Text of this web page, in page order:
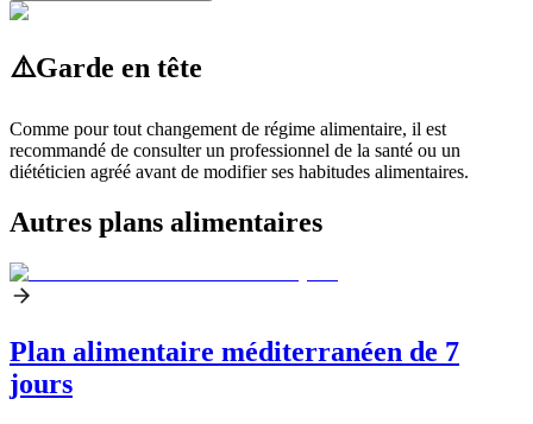
⚠️Garde en tête
Comme pour tout changement de régime alimentaire, il est
recommandé de consulter un professionnel de la santé ou un
diététicien agréé avant de modifier ses habitudes alimentaires.
Autres plans alimentaires
Plan alimentaire méditerranéen de 7
jours